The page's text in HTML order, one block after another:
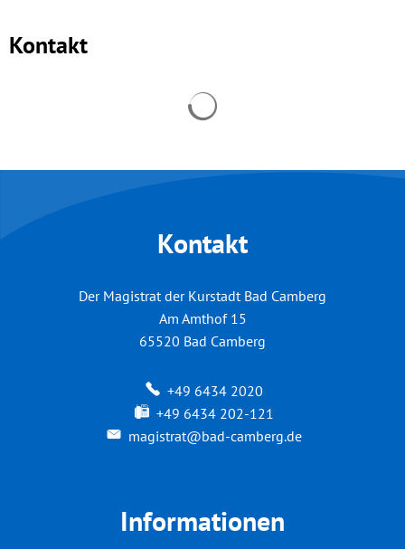
Kontakt
Kontakt
Der Magistrat der Kurstadt Bad Camberg
Am Amthof 15
65520 Bad Camberg
+49 6434 2020
+49 6434 202-121
magistrat@bad-camberg.de
Informationen